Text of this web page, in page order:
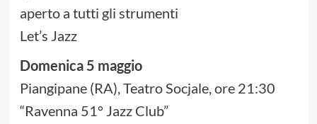
aperto a tutti gli strumenti
Let’s Jazz
Domenica 5 maggio
Piangipane (RA), Teatro Socjale, ore 21:30
“Ravenna 51° Jazz Club”